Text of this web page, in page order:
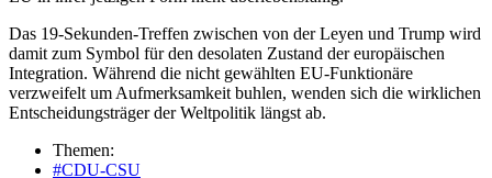
Das 19-Sekunden-Treffen zwischen von der Leyen und Trump wird
damit zum Symbol für den desolaten Zustand der europäischen
Integration. Während die nicht gewählten EU-Funktionäre
verzweifelt um Aufmerksamkeit buhlen, wenden sich die wirklichen
Entscheidungsträger der Weltpolitik längst ab.
Themen:
#CDU-CSU